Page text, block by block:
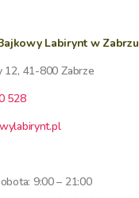
Labirynt w Zabrzu
41-800 Zabrze
528
9:00 – 21:00